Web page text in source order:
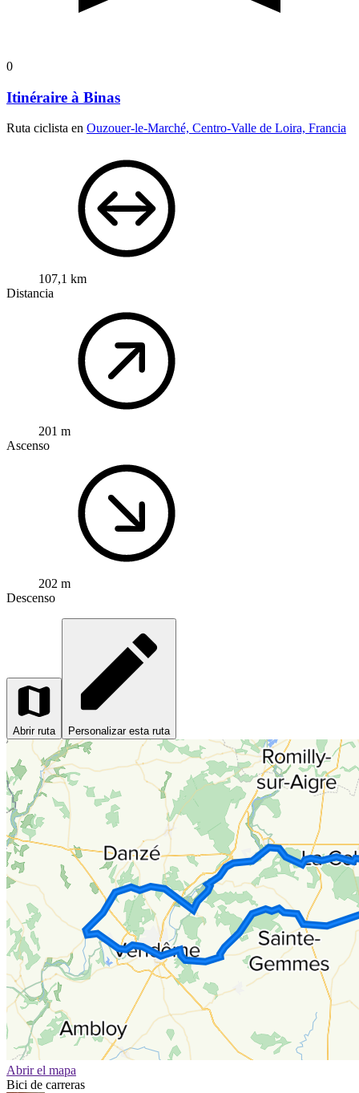
0
Itinéraire à Binas
Ruta ciclista en Ouzouer-le-Marché, Centro-Valle de Loira, Francia
107,1 km
Distancia
201 m
Ascenso
202 m
Descenso
Abrir ruta Personalizar esta ruta
Abrir el mapa
Bici de carreras